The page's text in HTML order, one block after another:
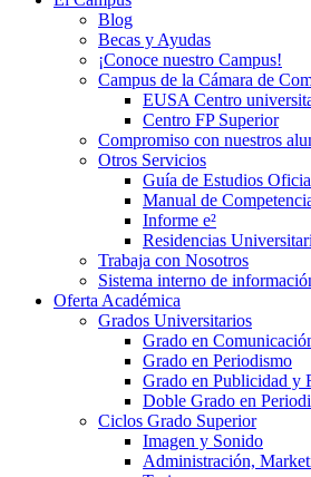
Blog
Becas y Ayudas
¡Conoce nuestro Campus!
Campus de la Cámara de
EUSA Centro
Centro FP Superior
Compromiso con nuestros
Otros Servicios
Guía de Estudios
Manual de
Informe e²
Residencias
Trabaja con Nosotros
Sistema interno de
Oferta Académica
Grados Universitarios
Grado en
Grado en Periodismo
Grado en Publicidad y
Doble Grado en
Ciclos Grado Superior
Imagen y Sonido
Administración,